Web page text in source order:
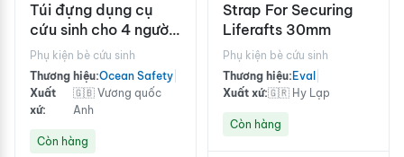
Túi đựng dụng cụ
cứu sinh cho 4 người
chuẩn ISO hoặc
chuẩn Solas B
Phụ kiện bè cứu sinh
Thương hiệu:Ocean Safety
Xuất
xứ:
🇬🇧 Vương quốc
Anh
Còn hàng
Strap For Securing
Liferafts 30mm
Phụ kiện bè cứu sinh
Thương hiệu: Eval
Xuất xứ:🇬🇷 Hy Lạp
Còn hàng